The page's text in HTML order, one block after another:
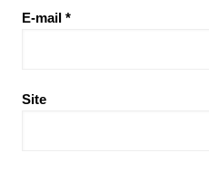
E-mail *
Site